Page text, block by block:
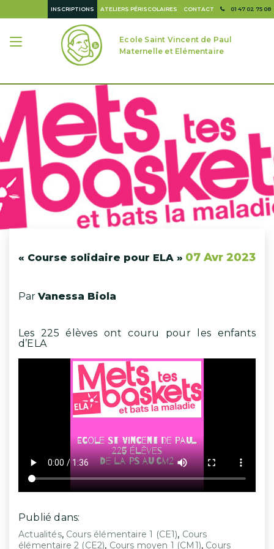
01 47 02 75 08
CONTACT
ATELIERS PÉRISCOLAIRES
INSCRIPTIONS
Ecole Saint Vincent de Paul
Maternelle et Elémentaire
« Course solidaire pour ELA » 07 Avr 2023
Par Vanessa Biola
Les 225 élèves ont couru pour les enfants
d’ELA
Publié dans:
Actualités, Cours élémentaire 1 (CE1), Cours
élémentaire 2 (CE2), Cours moyen 1 (CM1), Cours